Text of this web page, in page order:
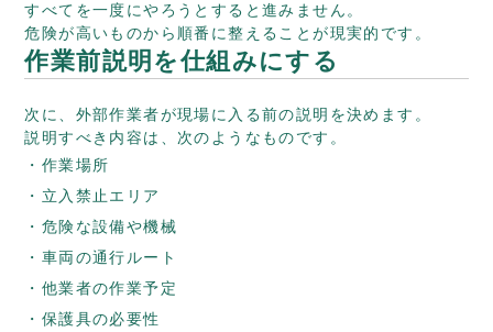
すべてを一度にやろうとすると進みません。
危険が高いものから順番に整えることが現実的です。
作業前説明を仕組みにする
次に、外部作業者が現場に入る前の説明を決めます。
説明すべき内容は、次のようなものです。
作業場所
立入禁止エリア
危険な設備や機械
車両の通行ルート
他業者の作業予定
保護具の必要性